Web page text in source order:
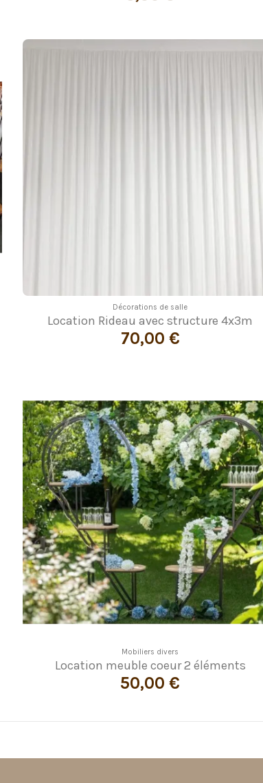
Décorations de salle
Location Rideau avec structure 4x3m
70,00 €
Mobiliers divers
Location meuble coeur 2 éléments
50,00 €